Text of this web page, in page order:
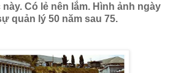
Có lẻ nên lắm. Hình ảnh ngày
quản lý 50 năm sau 75.